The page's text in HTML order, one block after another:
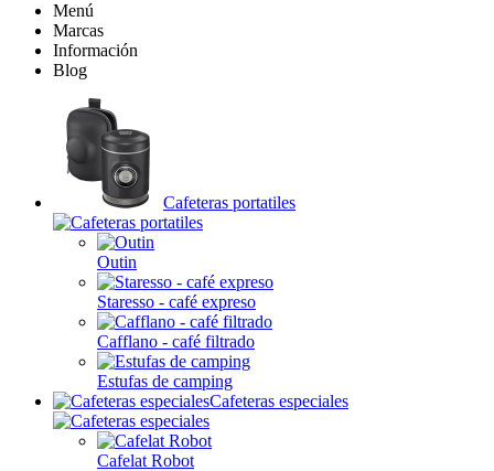
Menú
Marcas
Información
Blog
Cafeteras portatiles
Outin
Staresso - café expreso
Cafflano - café filtrado
Estufas de camping
Cafeteras especiales
Cafelat Robot